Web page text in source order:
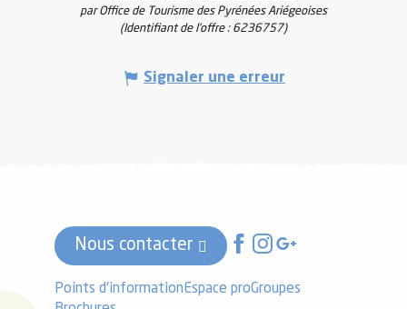
par Office de Tourisme des Pyrénées Ariégeoises
(Identifiant de l'offre : 6236757)
Signaler une erreur
Nous contacter
Points d'informationEspace proGroupes